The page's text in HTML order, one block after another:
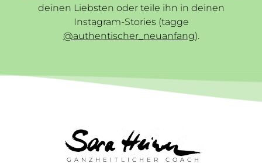
deinen Liebsten oder teile ihn in deinen
Instagram-Stories (tagge
@authentischer_neuanfang).
GANZHEITLICHER COACH